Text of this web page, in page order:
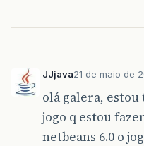
JJjava21 de maio de
olá galera,
jogo q estou
netbeans 6.0 o